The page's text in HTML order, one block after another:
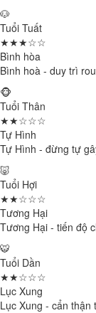
🐶
Tuổi Tuất
★★★☆☆
Bình hòa
Bình hoà - duy trì
🐵
Tuổi Thân
★★☆☆☆
Tự Hình
Tự Hình - đừng tự
🐷
Tuổi Hợi
★★☆☆☆
Tương Hại
Tương Hại - tiến độ
🐯
Tuổi Dần
★★☆☆☆
Lục Xung
Lục Xung - cẩn thận